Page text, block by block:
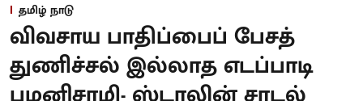
தமிழ் நாடு
விவசாய பாதிப்பைப் பேசத்
துணிச்சல் இல்லாத எடப்பாடி